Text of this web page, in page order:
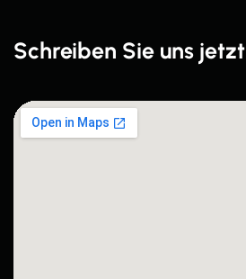
Schreiben Sie uns jetzt